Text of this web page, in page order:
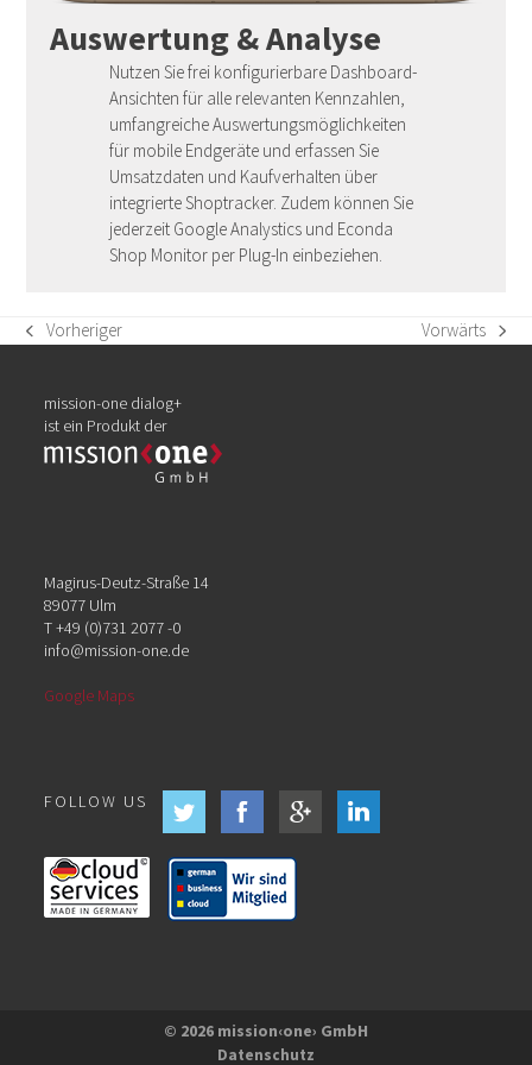
Auswertung & Analyse
Nutzen Sie frei konfigurierbare Dashboard-
Ansichten für alle relevanten Kennzahlen,
umfangreiche Auswertungsmöglichkeiten
für mobile Endgeräte und erfassen Sie
Umsatzdaten und Kaufverhalten über
integrierte Shoptracker. Zudem können Sie
jederzeit Google Analystics und Econda
Shop Monitor per Plug-In einbeziehen.
vorheriger
Vorheriger
Nächster
Vorwärts
mission-one dialog+
ist ein Produkt der
Magirus-Deutz-Straße 14
89077 Ulm
T +49 (0)731 2077 -0
info@mission-one.de
Google Maps
FOLLOW US
© 2026 mission‹one› GmbH
Datenschutz